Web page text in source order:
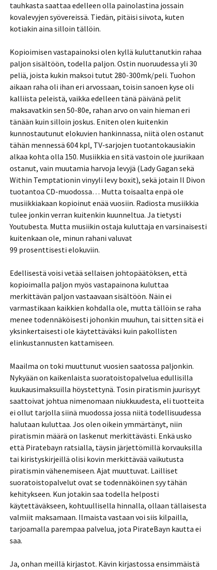
tauhkasta saattaa edelleen olla painolastina jossain
kovalevyjen syövereissä. Tiedän, pitäisi siivota, kuten
kotiakin aina silloin tällöin.
Kopioimisen vastapainoksi olen kyllä kuluttanutkin rahaa
paljon sisältöön, todella paljon. Ostin nuoruudessa yli 30
peliä, joista kukin maksoi tutut 280-300mk/peli. Tuohon
aikaan raha oli ihan eri arvossaan, toisin sanoen kyse oli
kalliista peleistä, vaikka edelleen tänä päivänä pelit
maksavatkin sen 50-80e, rahan arvo on vain hieman eri
tänään kuin silloin joskus. Eniten olen kuitenkin
kunnostautunut elokuvien hankinnassa, niitä olen ostanut
tähän mennessä 604 kpl, TV-sarjojen tuotantokausiakin
alkaa kohta olla 150. Musiikkia en sitä vastoin ole juurikaan
ostanut, vain muutamia harvoja levyjä (Lady Gagan sekä
Within Temptationin vinyyli levy boxit), sekä jotain Il Divon
tuotantoa CD-muodossa… Mutta toisaalta enpä ole
musiikkiakaan kopioinut enää vuosiin. Radiosta musiikkia
tulee jonkin verran kuitenkin kuunneltua. Ja tietysti
Youtubesta. Mutta musiikin ostaja kuluttaja en varsinaisesti
kuitenkaan ole, minun rahani valuvat
99 prosenttisesti elokuviin.
Edellisestä voisi vetää sellaisen johtopäätöksen, että
kopioimalla paljon myös vastapainona kuluttaa
merkittävän paljon vastaavaan sisältöön. Näin ei
varmastikaan kaikkien kohdalla ole, mutta tällöin se raha
menee todennäköisesti johonkin muuhun, tai sitten sitä ei
yksinkertaisesti ole käytettäväksi kuin pakollisten
elinkustannusten kattamiseen.
Maailma on toki muuttunut vuosien saatossa paljonkin.
Nykyään on kaikenlaista suoratoistopalvelua edullisilla
kuukausimaksuilla höystettynä. Tosin piratismin juurisyyt
saattoivat johtua nimenomaan niukkuudesta, eli tuotteita
ei ollut tarjolla siinä muodossa jossa niitä todellisuudessa
halutaan kuluttaa. Jos olen oikein ymmärtänyt, niin
piratismin määrä on laskenut merkittävästi. Enkä usko
että Piratebayn ratsialla, täysin järjettömillä korvauksilla
tai kiristyskirjeillä olisi kovin merkittävää vaikutusta
piratismin vähenemiseen. Ajat muuttuvat. Lailliset
suoratoistopalvelut ovat se todennäköinen syy tähän
kehitykseen. Kun jotakin saa todella helposti
käytettäväkseen, kohtuullisella hinnalla, ollaan tällaisesta
valmiit maksamaan. Ilmaista vastaan voi siis kilpailla,
tarjoamalla parempaa palvelua, jota PirateBayn kautta ei
saa.
Ja, onhan meillä kirjastot. Kävin kirjastossa ensimmäistä